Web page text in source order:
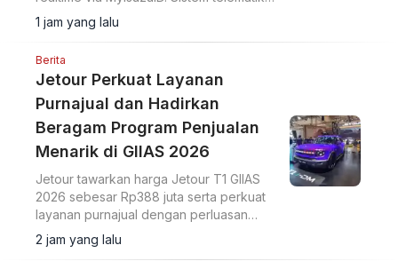
ini pantau lokasi, kecepatan, dan
operasional kendaraan.
1 jam yang lalu
Berita
Jetour Perkuat Layanan
Purnajual dan Hadirkan
Beragam Program Penjualan
Menarik di GIIAS 2026
Jetour tawarkan harga Jetour T1 GIIAS
2026 sebesar Rp388 juta serta perkuat
layanan purnajual dengan perluasan
jaringan dealer hingga 40 showroom di
GIIAS 2026.
2 jam yang lalu